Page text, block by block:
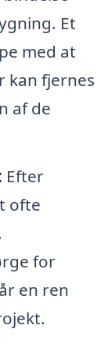
Et
med at
kan fjernes
af de
Efter
ofte
for
en ren